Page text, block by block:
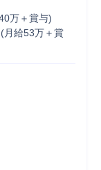
万＋賞与)
月給53万＋賞